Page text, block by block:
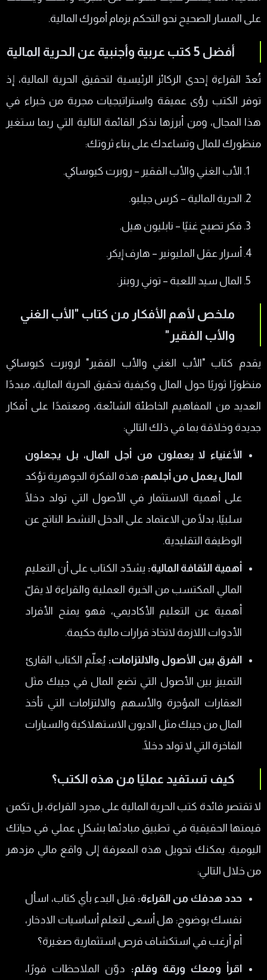
على المسار الصحيح نحو التحكم بزمام أمورك المالية.
أفضل 5 كتب عربية وأجنبية عن الحرية المالية
تُعدّ القراءة إحدى الركائز الرئيسية لتحقيق الحرية المالية، إذ
توفر الكتب رؤى عميقة واستراتيجيات مجربة من خبراء في
هذا المجال، ومن أبرزها نذكر القائمة التالية التي ربما ستغير
منظورك للمال وتساعدك على بناء ثروتك:
الأب الغني والأب الفقير – روبرت كيوساكي.
الحرية المالية – كرس جيلبو.
فكر تصبح غنيًا – نابليون هيل.
أسرار عقل المليونير – هارف إيكر.
المال سيد اللعبة – توني روبنز.
ملخص لأهم الأفكار من كتاب "الأب الغني
والأب الفقير"
يقدم كتاب "الأب الغني والأب الفقير" لروبرت كيوساكي
منظورًا ثوريًا حول المال وكيفية تحقيق الحرية المالية، مبددًا
العديد من المفاهيم الخاطئة الشائعة، ومعتمدًا على أفكار
جديدة وخلاقة بما في ذلك التالي:
الأغنياء لا يعملون من أجل المال، بل يجعلون
المال يعمل من أجلهم: هذه الفكرة الجوهرية تؤكد
على أهمية الاستثمار في الأصول التي تولد دخلًا
سلبيًا، بدلًا من الاعتماد على الدخل النشط الناتج عن
الوظيفة التقليدية.
أهمية الثقافة المالية: يشدّد الكتاب على أن التعليم
المالي المكتسب من الخبرة العملية والقراءة لا يقلّ
أهمية عن التعليم الأكاديمي، فهو يمنح الأفراد
الأدوات اللازمة لاتخاذ قرارات مالية حكيمة.
الفرق بين الأصول والالتزامات: يُعلّم الكتاب القارئ
التمييز بين الأصول التي تضع المال في جيبك مثل
العقارات المؤجرة والأسهم والالتزامات التي تأخذ
المال من جيبك مثل الديون الاستهلاكية والسيارات
الفاخرة التي لا تولد دخلًا.
كيف تستفيد عمليًا من هذه الكتب؟
لا تقتصر فائدة كتب الحرية المالية على مجرد القراءة، بل تكمن
قيمتها الحقيقية في تطبيق مبادئها بشكلٍ عملي في حياتك
اليومية. يمكنك تحويل هذه المعرفة إلى واقع مالي مزدهر
من خلال التالي:
حدد هدفك من القراءة: قبل البدء بأي كتاب، اسأل
نفسك بوضوح: هل أسعى لتعلم أساسيات الادخار،
أم أرغب في استكشاف فرص استثمارية صغيرة؟
اقرأ ومعك ورقة وقلم: دوّن الملاحظات فورًا،